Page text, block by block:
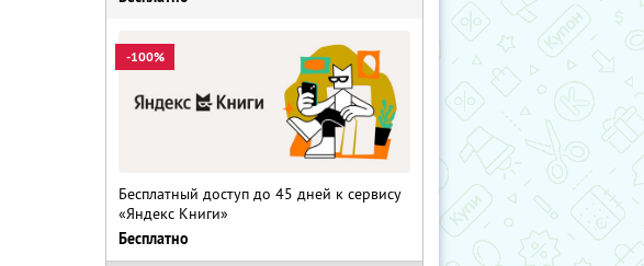
-100%
Бесплатный доступ до 45 дней к сервису
«Яндекс Книги»
Бесплатно